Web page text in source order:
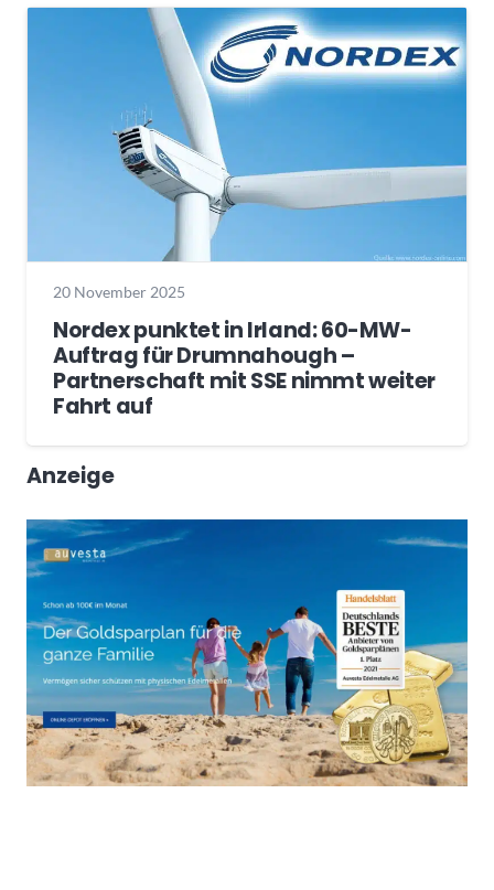
20 November 2025
Nordex punktet in Irland: 60-MW-
Auftrag für Drumnahough –
Partnerschaft mit SSE nimmt weiter
Fahrt auf
Anzeige